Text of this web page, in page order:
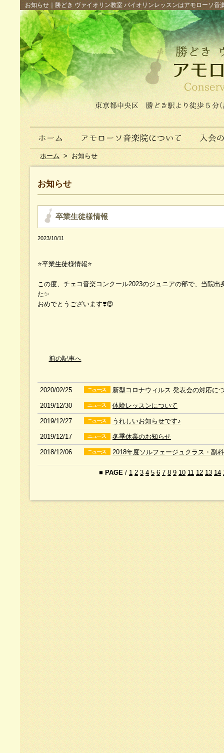
お知らせ｜勝どき ヴァイオリン教室 バイオリンレッスンはアモローソ
ホーム > お知らせ
お知らせ
卒業生徒様情報
2023/10/11
⭐️卒業生徒様情報⭐️
この度、チェコ音楽コンクール2023のジュニアの部で、当院
た✨
おめでとうございます❣️😍
前の記事へ
2020/02/25 新型コロナウィルス 発表会の対応に
2019/12/30 体験レッスンについて
2019/12/27 うれしいお知らせです♪
2019/12/17 冬季休業のお知らせ
2018/12/06 2018年度ソルフェージュクラス・副
■ PAGE / 1 2 3 4 5 6 7 8 9 10 11 12 13 14